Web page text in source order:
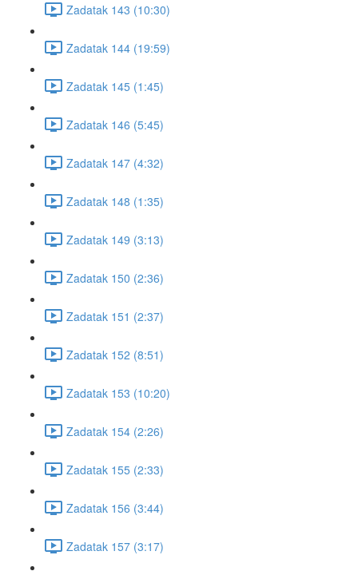
Zadatak 143 (10:30)
Zadatak 144 (19:59)
Zadatak 145 (1:45)
Zadatak 146 (5:45)
Zadatak 147 (4:32)
Zadatak 148 (1:35)
Zadatak 149 (3:13)
Zadatak 150 (2:36)
Zadatak 151 (2:37)
Zadatak 152 (8:51)
Zadatak 153 (10:20)
Zadatak 154 (2:26)
Zadatak 155 (2:33)
Zadatak 156 (3:44)
Zadatak 157 (3:17)